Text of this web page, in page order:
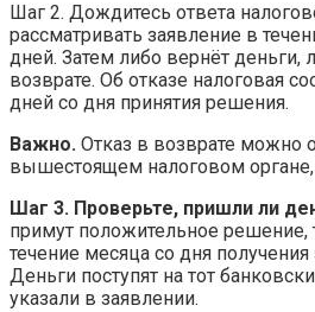
Шаг 2. Дождитесь ответа
рассматривать заявление в
дней. Затем либо вернёт деньги,
возврате. Об отказе налоговая
дней со дня принятия решения.
Важно. Отказ в возврате можно
вышестоящем налоговом органе,
Шаг 3. Проверьте, пришли ли
примут положительное решение,
течение месяца со дня получения
Деньги поступят на тот
указали в заявлении.